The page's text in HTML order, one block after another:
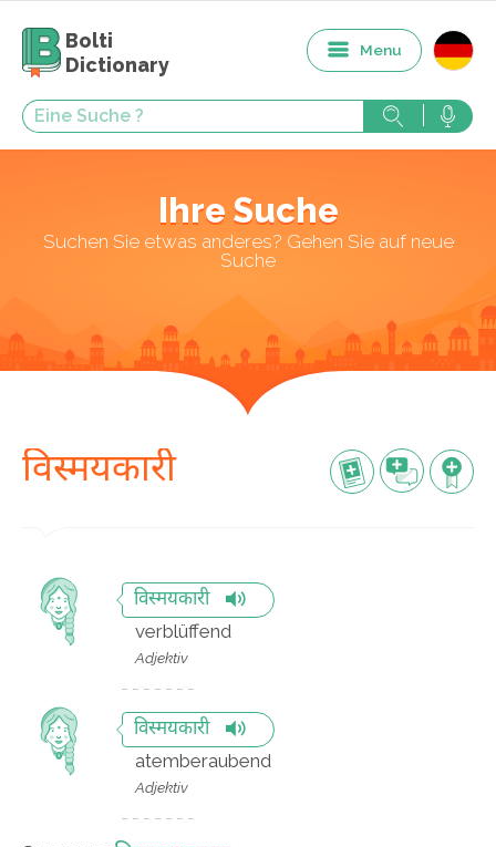
Bolti
Dictionary
Menu
Ihre Suche
Suchen Sie etwas anderes? Gehen Sie auf neue
Suche
विस्मयकारी
विस्मयकारी
verblüffend
Adjektiv
विस्मयकारी
atemberaubend
Adjektiv